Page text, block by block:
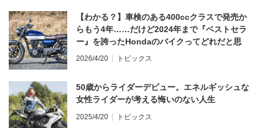
【わかる？】車検のある400ccクラスで発売か
らもう4年……だけど2024年まで『ベストセラ
ー』を誇ったHondaのバイクってどれだと思
う？
2026/4/20 トピックス
50歳からライダーデビュー。エネルギッシュな
女性ライダーが考える悔いのない人生
2025/4/20 トピックス